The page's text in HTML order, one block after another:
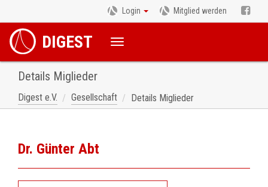
Login Mitglied werden
DIGEST
Details Miglieder
Digest e.V. Gesellschaft Details Miglieder
Dr. Günter Abt